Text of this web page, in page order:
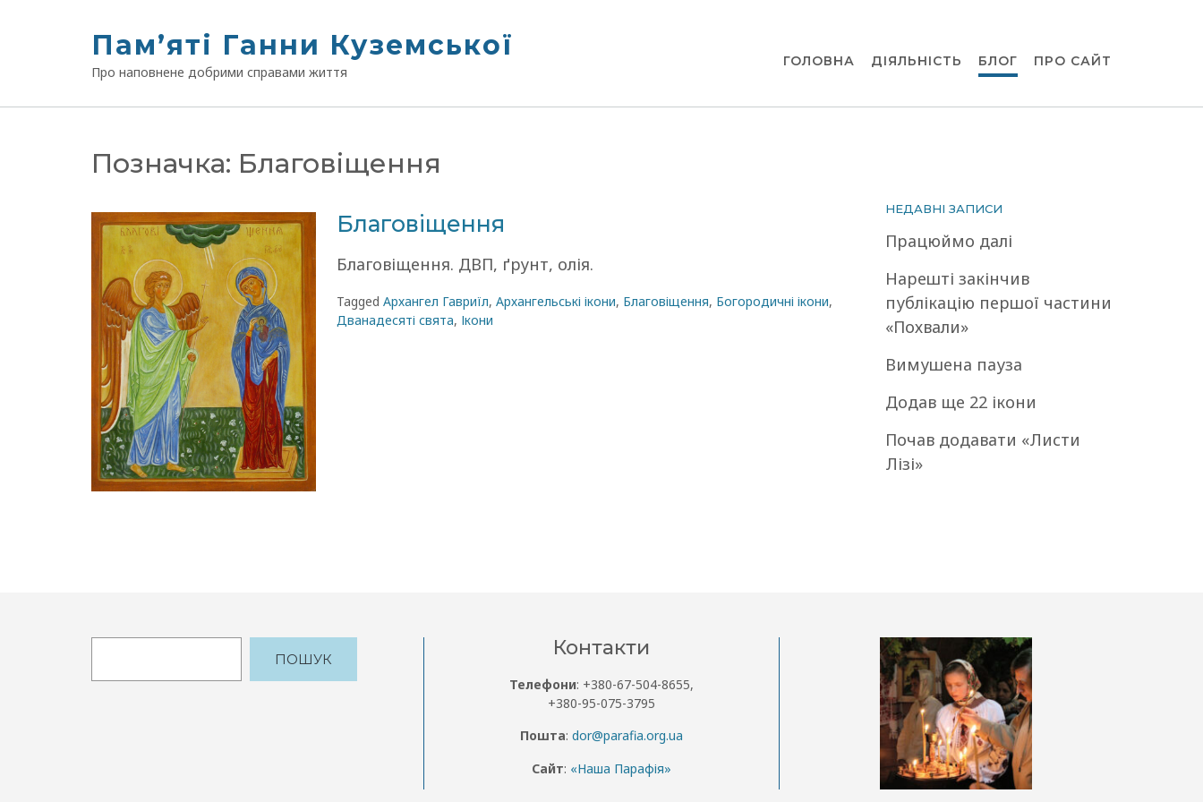
Памʼяті Ганни Куземської
Про наповнене добрими справами життя
ГОЛОВНА ДІЯЛЬНІСТЬ БЛОГ ПРО САЙТ
Позначка: Благовіщення
Благовіщення
Благовіщення. ДВП, ґрунт, олія.
Tagged Архангел Гавриїл, Архангельські ікони, Благовіщення, Богородичні ікони,
Дванадесяті свята, Ікони
НЕДАВНІ ЗАПИСИ
Працюймо далі
Нарешті закінчив
публікацію першої частини
«Похвали»
Вимушена пауза
Додав ще 22 ікони
Почав додавати «Листи
Лізі»
ПОШУК Контакти
Телефони: +380-67-504-8655,
+380-95-075-3795
Пошта: dor@parafia.org.ua
Сайт: «Наша Парафія»